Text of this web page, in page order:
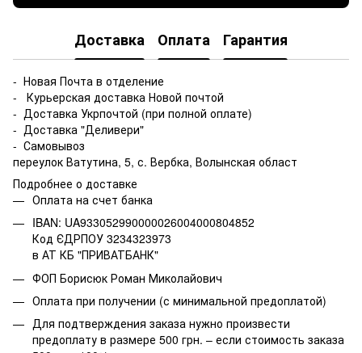
Доставка Оплата Гарантия
- Новая Почта в отделение
- Курьерская доставка Новой почтой
- Доставка Укрпочтой (при полной оплате)
- Доставка "Деливери"
- Самовывоз
переулок Ватутина, 5, с. Вербка, Волынская област
Подробнее о доставке
Оплата на счет банка
IBAN: UA933052990000026004000804852
Код ЄДРПОУ 3234323973
в АТ КБ "ПРИВАТБАНК"
ФОП Борисюк Роман Миколайович
Оплата при получении (с минимальной предоплатой)
Для подтверждения заказа нужно произвести
предоплату в размере 500 грн. – если стоимость заказа